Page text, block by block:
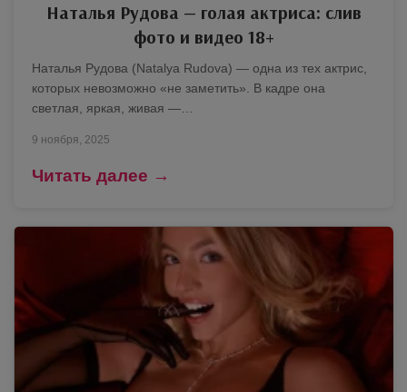
Наталья Рудова — голая актриса: слив
фото и видео 18+
Наталья Рудова (Natalya Rudova) — одна из тех актрис,
которых невозможно «не заметить». В кадре она
светлая, яркая, живая —…
9 ноября, 2025
Читать далее →